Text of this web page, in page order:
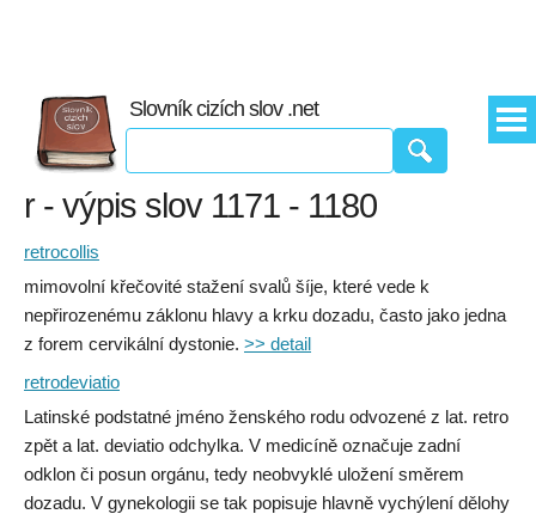
Slovník cizích slov .net
r - výpis slov 1171 - 1180
retrocollis
mimovolní křečovité stažení svalů šíje, které vede k
nepřirozenému záklonu hlavy a krku dozadu, často jako jedna
z forem cervikální dystonie. >> detail
retrodeviatio
Latinské podstatné jméno ženského rodu odvozené z lat. retro
zpět a lat. deviatio odchylka. V medicíně označuje zadní
odklon či posun orgánu, tedy neobvyklé uložení směrem
dozadu. V gynekologii se tak popisuje hlavně vychýlení dělohy